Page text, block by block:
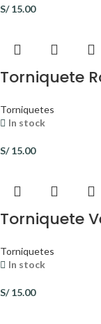
S/15.00
Torniquete
Torniquetes
In stock
S/15.00
Torniquete
Torniquetes
In stock
S/15.00